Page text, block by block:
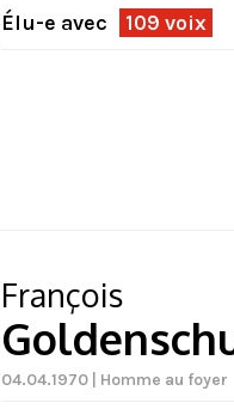
Élu-e avec 109 voix
François
04.04.1970 | Homme au foyer